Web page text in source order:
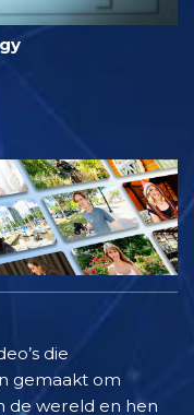
die
gemaakt om
de wereld en hen